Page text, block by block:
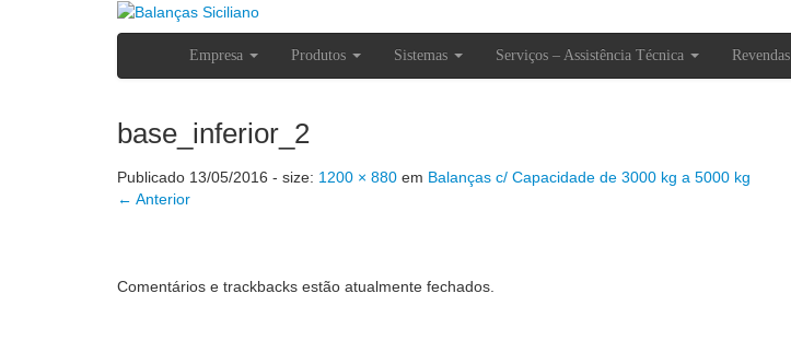
Empresa Produtos Sistemas Serviços – Assistência Técnica Revendas
base_inferior_2
Publicado 13/05/2016 - size: 1200 × 880 em Balanças c/ Capacidade de 3000 kg a 5000 kg
← Anterior
Comentários e trackbacks estão atualmente fechados.